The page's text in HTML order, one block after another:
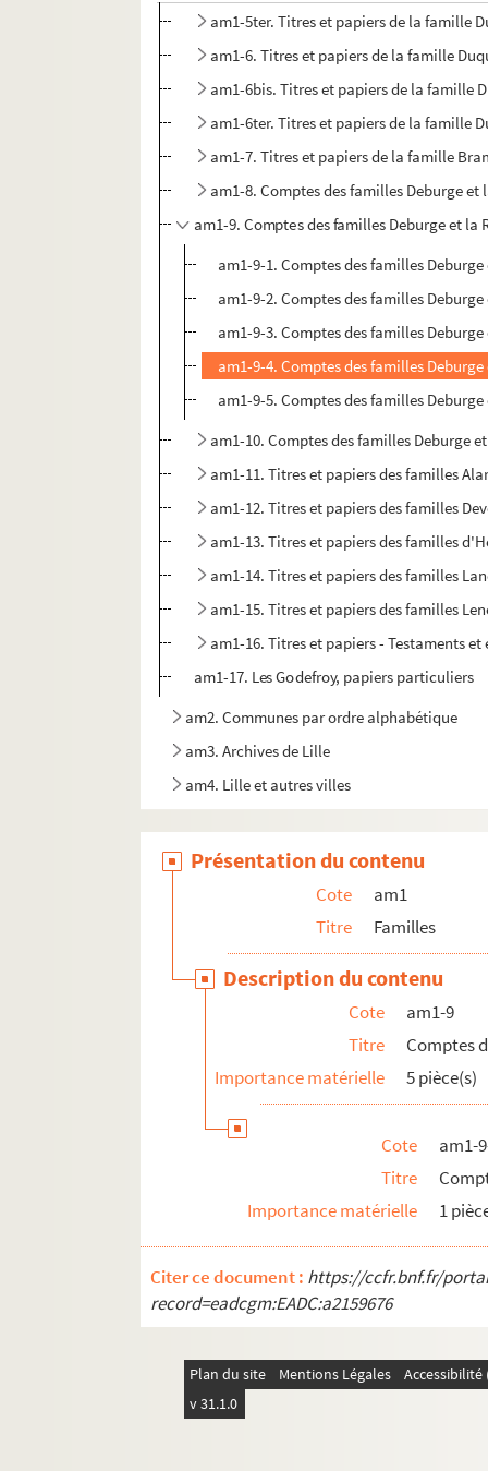
am1-5ter. Titres et papiers de la famille
am1-6. Titres et papiers de la famille
am1-6bis. Titres et papiers de la famille
am1-6ter. Titres et papiers de la famille
am1-7. Titres et papiers de la famille
am1-8. Comptes des familles Deburge et
am1-9. Comptes des familles Deburge et la
am1-9-1. Comptes des familles
am1-9-2. Comptes des familles
am1-9-3. Comptes des familles
am1-9-4. Comptes des familles
am1-9-5. Comptes des familles
am1-10. Comptes des familles Deburge
am1-11. Titres et papiers des familles
am1-12. Titres et papiers des familles
am1-13. Titres et papiers des familles
am1-14. Titres et papiers des familles
am1-15. Titres et papiers des familles
am1-16. Titres et papiers - Testaments
am1-17. Les Godefroy, papiers particuliers
am2. Communes par ordre alphabétique
am3. Archives de Lille
am4. Lille et autres villes
Présentation du contenu
Cote
am1
Titre
Familles
Description du contenu
Cote
am1-9
Titre
Comptes
Importance matérielle
5 pièce(s)
Cote
am1-
Titre
Importance matérielle
1
Citer ce document : https://ccfr.bnf.fr/
record=eadcgm:EADC:a2159676
Plan du site Mentions Légales
v 31.1.0